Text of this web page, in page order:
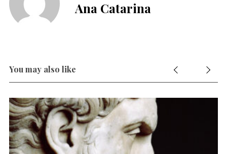
Ana Catarina
You may also like